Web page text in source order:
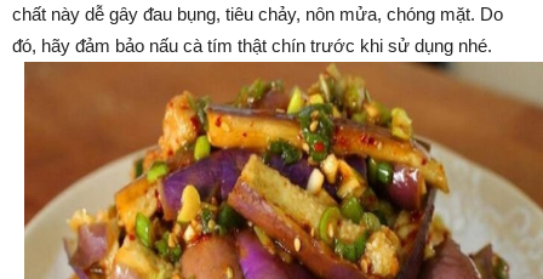
chất này dễ gȃy ᵭau bụng, tiêu chảy, nȏn mửa, chóng mặt. Do
ᵭó, hãy ᵭảm bảo nấu cà tím thật chín trước khi sử dụng nhé.